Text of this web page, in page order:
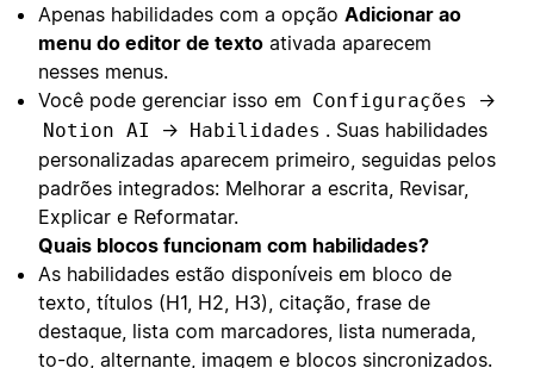
Apenas habilidades com a opção Adicionar ao
menu do editor de texto ativada aparecem
nesses menus.
Você pode gerenciar isso em Configurações →
Notion AI → Habilidades . Suas habilidades
personalizadas aparecem primeiro, seguidas pelos
padrões integrados: Melhorar a escrita, Revisar,
Explicar e Reformatar.
Quais blocos funcionam com habilidades?
As habilidades estão disponíveis em bloco de
texto, títulos (H1, H2, H3), citação, frase de
destaque, lista com marcadores, lista numerada,
to-do, alternante, imagem e blocos sincronizados.